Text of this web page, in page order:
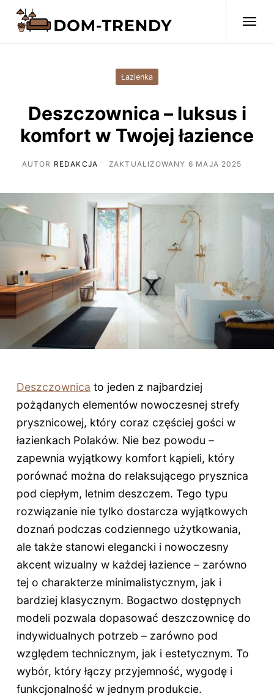
Łazienka
Deszczownica – luksus i
komfort w Twojej łazience
AUTOR REDAKCJA ZAKTUALIZOWANY 6 MAJA 2025
Deszczownica to jeden z najbardziej
pożądanych elementów nowoczesnej strefy
prysznicowej, który coraz częściej gości w
łazienkach Polaków. Nie bez powodu –
zapewnia wyjątkowy komfort kąpieli, który
porównać można do relaksującego prysznica
pod ciepłym, letnim deszczem. Tego typu
rozwiązanie nie tylko dostarcza wyjątkowych
doznań podczas codziennego użytkowania,
ale także stanowi elegancki i nowoczesny
akcent wizualny w każdej łazience – zarówno
tej o charakterze minimalistycznym, jak i
bardziej klasycznym. Bogactwo dostępnych
modeli pozwala dopasować deszczownicę do
indywidualnych potrzeb – zarówno pod
względem technicznym, jak i estetycznym. To
wybór, który łączy przyjemność, wygodę i
funkcjonalność w jednym produkcie.